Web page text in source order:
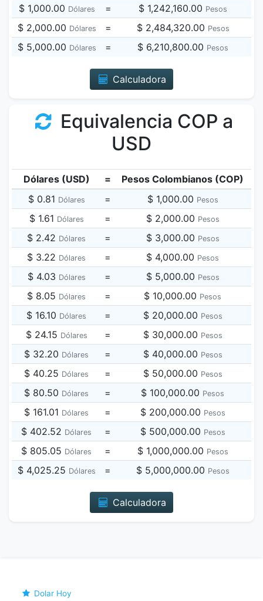
$ 1,000.00 Dólares = $ 1,242,160.00 Pesos
$ 2,000.00 Dólares = $ 2,484,320.00 Pesos
$ 5,000.00 Dólares = $ 6,210,800.00 Pesos
Calculadora
Equivalencia COP a
USD
Dólares (USD) =
Pesos Colombianos (COP)
$ 0.81 Dólares = $ 1,000.00 Pesos
$ 1.61 Dólares = $ 2,000.00 Pesos
$ 2.42 Dólares = $ 3,000.00 Pesos
$ 3.22 Dólares = $ 4,000.00 Pesos
$ 4.03 Dólares = $ 5,000.00 Pesos
$ 8.05 Dólares = $ 10,000.00 Pesos
$ 16.10 Dólares = $ 20,000.00 Pesos
$ 24.15 Dólares = $ 30,000.00 Pesos
$ 32.20 Dólares = $ 40,000.00 Pesos
$ 40.25 Dólares = $ 50,000.00 Pesos
$ 80.50 Dólares = $ 100,000.00 Pesos
$ 161.01 Dólares = $ 200,000.00 Pesos
$ 402.52 Dólares = $ 500,000.00 Pesos
$ 805.05 Dólares = $ 1,000,000.00 Pesos
$ 4,025.25 Dólares = $ 5,000,000.00 Pesos
Calculadora
Dolar Hoy